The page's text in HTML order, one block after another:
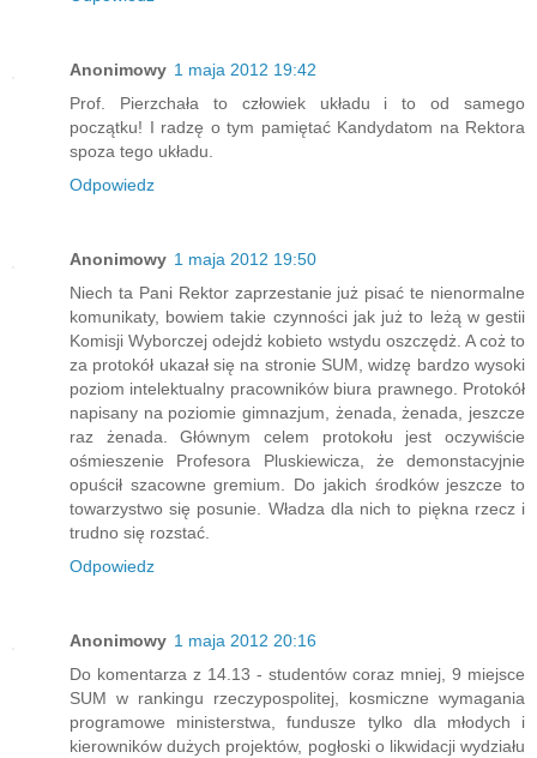
Anonimowy 1 maja 2012 19:42
Prof. Pierzchała to człowiek układu i to od samego
początku! I radzę o tym pamiętać Kandydatom na Rektora
spoza tego układu.
Odpowiedz
Anonimowy 1 maja 2012 19:50
Niech ta Pani Rektor zaprzestanie już pisać te nienormalne
komunikaty, bowiem takie czynności jak już to leżą w gestii
Komisji Wyborczej odejdż kobieto wstydu oszczędż. A coż to
za protokół ukazał się na stronie SUM, widzę bardzo wysoki
poziom intelektualny pracowników biura prawnego. Protokół
napisany na poziomie gimnazjum, żenada, żenada, jeszcze
raz żenada. Głównym celem protokołu jest oczywiście
ośmieszenie Profesora Pluskiewicza, że demonstacyjnie
opuścił szacowne gremium. Do jakich środków jeszcze to
towarzystwo się posunie. Władza dla nich to piękna rzecz i
trudno się rozstać.
Odpowiedz
Anonimowy 1 maja 2012 20:16
Do komentarza z 14.13 - studentów coraz mniej, 9 miejsce
SUM w rankingu rzeczypospolitej, kosmiczne wymagania
programowe ministerstwa, fundusze tylko dla młodych i
kierowników dużych projektów, pogłoski o likwidacji wydziału